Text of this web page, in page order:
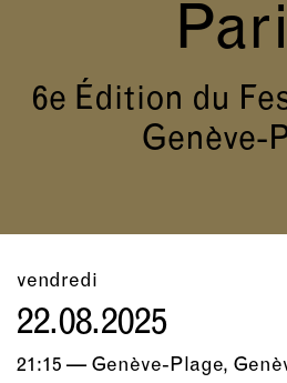
6e Édition du
Genève-
vendredi
22.08.2025
21:15 — Genève-Plage,